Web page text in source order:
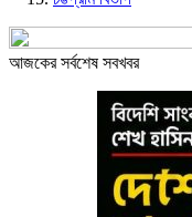
আজকের সর্বশেষ সবখবর